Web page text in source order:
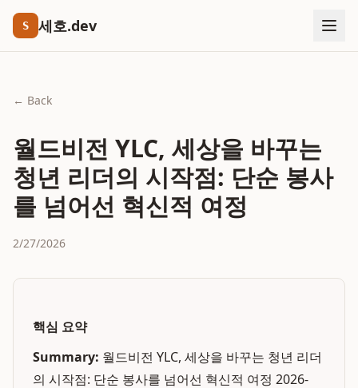
S 세호.dev
← Back
월드비전 YLC, 세상을 바꾸는
청년 리더의 시작점: 단순 봉사
를 넘어선 혁신적 여정
2/27/2026
핵심 요약
Summary: 월드비전 YLC, 세상을 바꾸는 청년 리더
의 시작점: 단순 봉사를 넘어선 혁신적 여정 2026-